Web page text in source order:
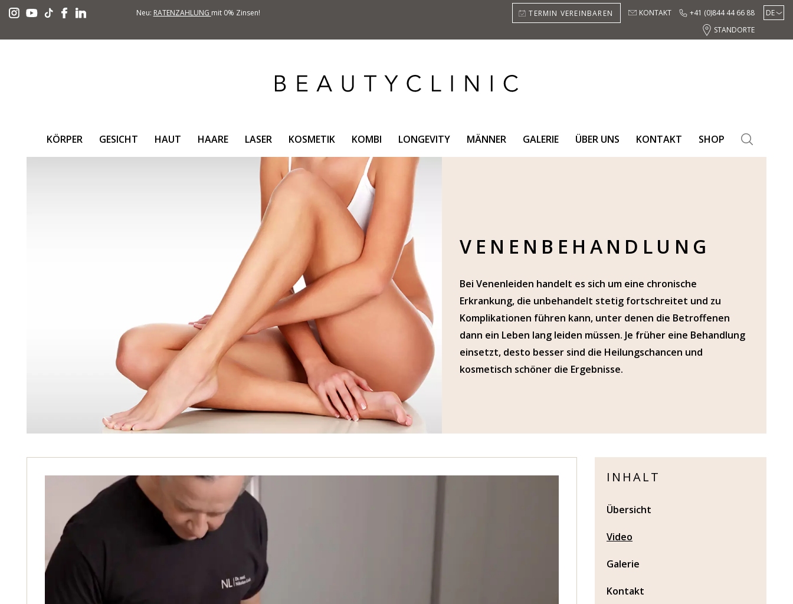
Neu: RATENZAHLUNG mit 0% Zinsen! TERMIN VEREINBAREN KONTAKT
+41 (0)844 44 66 88
STANDORTE
DE
ES
KÖRPER GESICHT HAUT HAARE LASER KOSMETIK KOMBI LONGEVITY MÄNNER GALERIE ÜBER UNS KONTAKT SHOP
VENENBEHANDLUNG
Bei Venenleiden handelt es sich um eine chronische
Erkrankung, die unbehandelt stetig fortschreitet und zu
Komplikationen führen kann, unter denen die Betroffenen
dann ein Leben lang leiden müssen. Je früher eine Behandlung
einsetzt, desto besser sind die Heilungschancen und
kosmetisch schöner die Ergebnisse.
INHALT
Übersicht
Video
Galerie
Kontakt